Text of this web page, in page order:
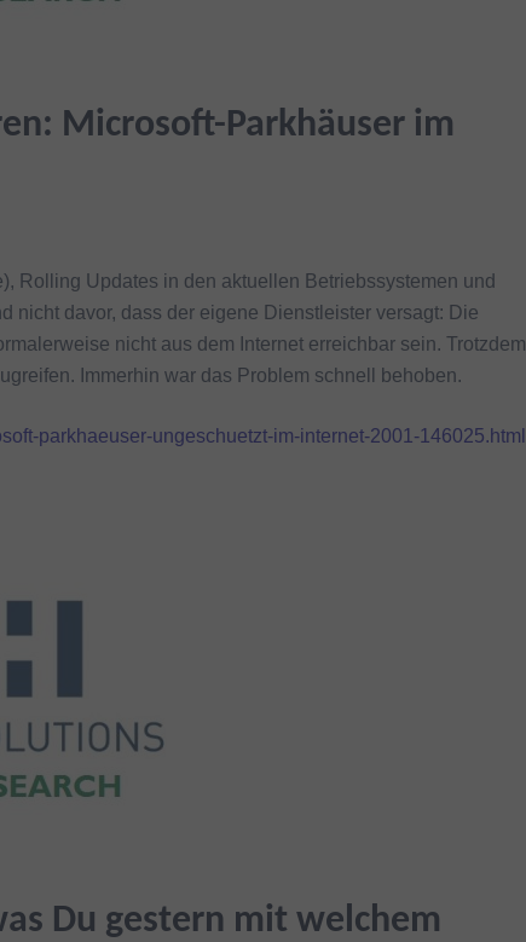
Microsoft-Parkhäuser im
Rolling Updates in den aktuellen Betriebssystemen und
nicht davor, dass der eigene Dienstleister versagt: Die
nicht aus dem Internet erreichbar sein. Trotzdem
Immerhin war das Problem schnell behoben.
parkhaeuser-ungeschuetzt-im-internet-2001-146025.html
Du gestern mit welchem